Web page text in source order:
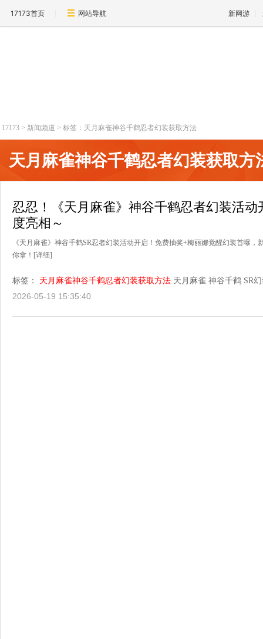
17173首页 网站导航 新网游
17173 > 新闻频道 > 标签：天月麻雀神谷千鹤忍者幻装获取方法
天月麻雀神谷千鹤忍者幻装获取方
忍忍！《天月麻雀》神谷千鹤忍者幻装活
度亮相～
《天月麻雀》神谷千鹤SR忍者幻装活动开启！免费抽奖+梅丽娜觉醒幻装首曝
你拿！ [详细]
标签： 天月麻雀神谷千鹤忍者幻装获取方法 天月麻雀 神谷千鹤 SR
2026-05-19 15:35:40